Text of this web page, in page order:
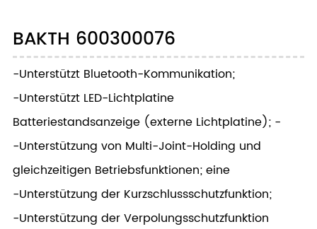
BAKTH 600300076
-Unterstützt Bluetooth-Kommunikation;
-Unterstützt LED-Lichtplatine
Batteriestandsanzeige (externe Lichtplatine); -
-Unterstützung von Multi-Joint-Holding und
gleichzeitigen Betriebsfunktionen; eine
-Unterstützung der Kurzschlussschutzfunktion;
-Unterstützung der Verpolungsschutzfunktion